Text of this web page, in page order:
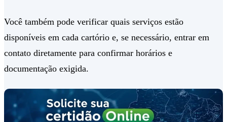
Você também pode verificar quais serviços estão
disponíveis em cada cartório e, se necessário, entrar em
contato diretamente para confirmar horários e
documentação exigida.